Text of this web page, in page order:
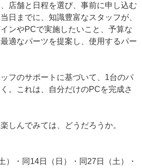
店舗と日程を選び、事前に申し込む
日までに、知識豊富なスタッフが、
ンやPCで実施したいこと、予算な
適なパーツを提案し、使用するパー
フのサポートに基づいて、1台のパ
。これは、自分だけのPCを完成さ
しんでみては、どうだろうか。
）・同14日（日）・同27日（土）・